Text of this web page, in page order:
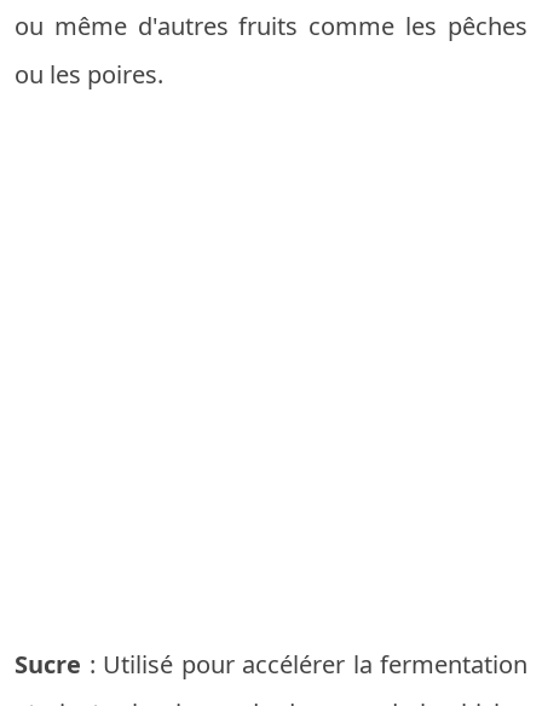
ou même d'autres fruits comme les pêches
ou les poires.
Sucre : Utilisé pour accélérer la fermentation